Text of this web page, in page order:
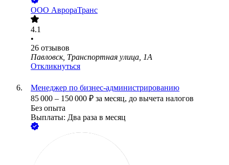
ООО АврораТранс
4.1
•
26 отзывов
Павловск, Транспортная улица, 1А
Откликнуться
Менеджер по бизнес-администрированию
85 000 – 150 000 ₽ за месяц, до вычета налогов
Без опыта
Выплаты: Два раза в месяц